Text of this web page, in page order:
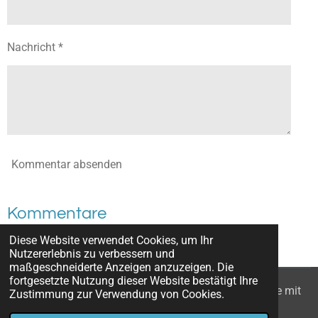
Diese Website verwendet Cookies, um Ihr
Nutzererlebnis zu verbessern und
maßgeschneiderte Anzeigen anzuzeigen. Die
fortgesetzte Nutzung dieser Website bestätigt Ihre
Zustimmung zur Verwendung von Cookies.
Nachricht *
Kommentar absenden
Kommentare
Es gibt noch keine Kommentare.
© 2022 - 2026 Wanderzwerge_Bodensee: Ausflugsziele mit